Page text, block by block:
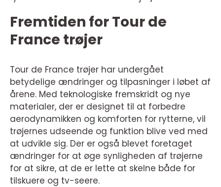
Fremtiden for Tour de
France trøjer
Tour de France trøjer har undergået
betydelige ændringer og tilpasninger i løbet af
årene. Med teknologiske fremskridt og nye
materialer, der er designet til at forbedre
aerodynamikken og komforten for rytterne, vil
trøjernes udseende og funktion blive ved med
at udvikle sig. Der er også blevet foretaget
ændringer for at øge synligheden af trøjerne
for at sikre, at de er lette at skelne både for
tilskuere og tv-seere.